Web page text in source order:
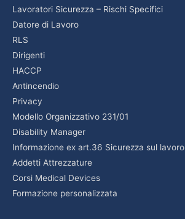
Lavoratori Sicurezza – Rischi Specifici
Datore di Lavoro
RLS
Dirigenti
HACCP
Antincendio
Privacy
Modello Organizzativo 231/01
Disability Manager
Informazione ex art.36 Sicurezza sul lavoro
Addetti Attrezzature
Corsi Medical Devices
Formazione personalizzata